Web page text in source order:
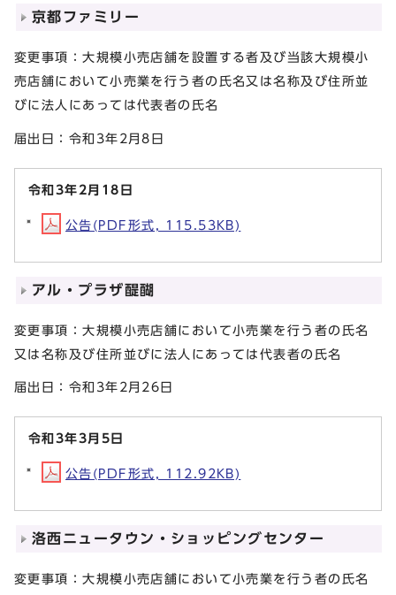
京都ファミリー
変更事項：大規模小売店舗を設置する者及び当該大規模小
売店舗において小売業を行う者の氏名又は名称及び住所並
びに法人にあっては代表者の氏名
届出日：令和3年2月8日
令和3年2月18日
公告(PDF形式, 115.53KB)
アル・プラザ醍醐
変更事項：大規模小売店舗において小売業を行う者の氏名
又は名称及び住所並びに法人にあっては代表者の氏名
届出日：令和3年2月26日
令和3年3月5日
公告(PDF形式, 112.92KB)
洛西ニュータウン・ショッピングセンター
変更事項：大規模小売店舗において小売業を行う者の氏名